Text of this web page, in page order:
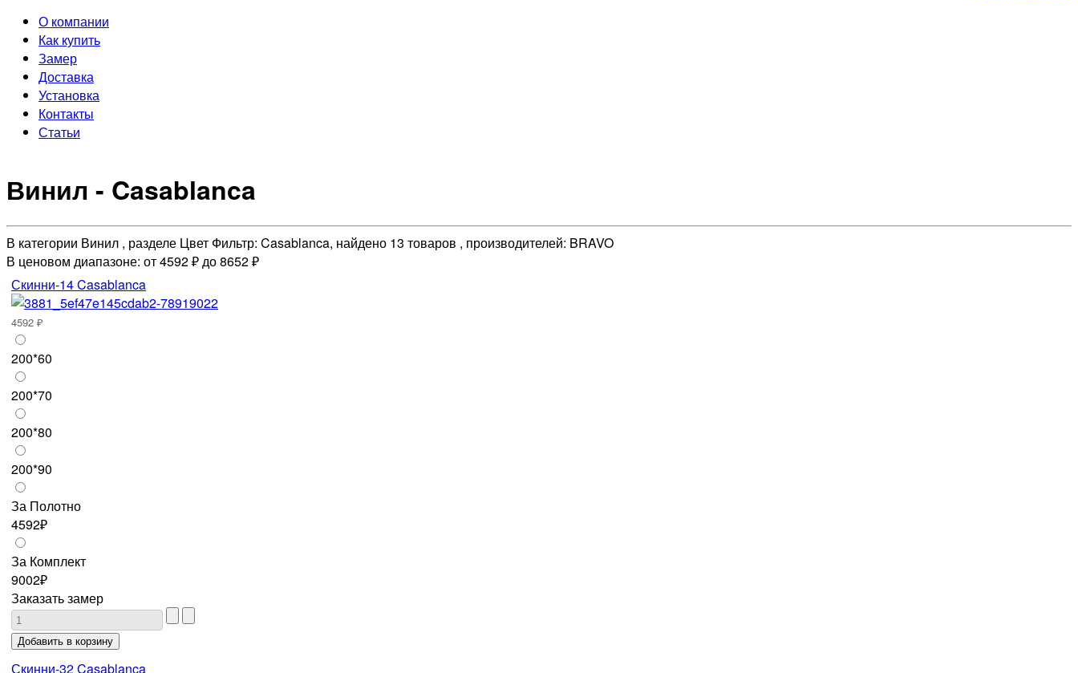
О компании
Как купить
Замер
Доставка
Установка
Контакты
Статьи
Винил - Casablanca
В категории Винил , разделе Цвет Фильтр: Casablanca, найдено 13 товаров , производителей: BRAVO
В ценовом диапазоне: от 4592 ₽ до 8652 ₽
Скинни-14 Casablanca
4592 ₽
200*60
200*70
200*80
200*90
За Полотно
4592₽
За Комплект
9002₽
Заказать замер
Скинни-32 Casablanca